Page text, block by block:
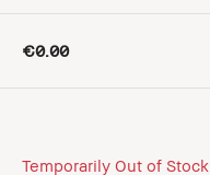
€0.00
Temporarily Out of Stock